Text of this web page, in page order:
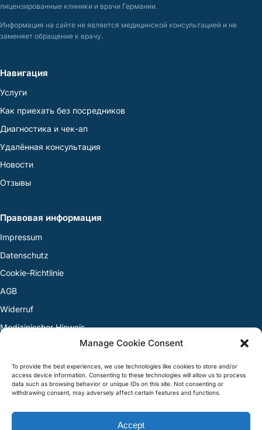
Manage Cookie Consent
To provide the best experiences, we use technologies like cookies to store and/or
access device information. Consenting to these technologies will allow us to process
data such as browsing behavior or unique IDs on this site. Not consenting or
withdrawing consent, may adversely affect certain features and functions.
Accept
лицензированные клиники и врачи Германии.
Информация на сайте не является медицинской консультацией и не
заменяет обращение к врачу.
Навигация
Услуги
Как приехать без посредников
Диагностика и чек-ап
Удалённая консультация
Новости
Отзывы
Правовая информация
Impressum
Datenschutz
Cookie-Richtlinie
AGB
Widerruf
Medizinischer Hinweis
Контакт